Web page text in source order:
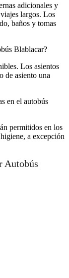
adicionales y
largos. Los
baños y tomas
Blablacar?
Los asientos
de asiento una
en el autobús
permitidos en los
a excepción
Autobús